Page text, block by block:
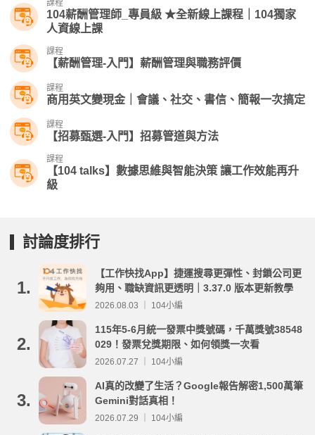
課程
104薪酬管理師_專員級 ★全新線上課程｜104獨家
人資線上課
課程
【薪酬管理-入門】薪酬管理與職務評價
課程
商用英文變現金｜會議、社交、書信、簡報一次搞定
課程
【招募甄選-入門】招募管道與方法
課程
【104 talks】數據思維與智能決策 讓工作效能再升
級
討論度排行
1.
【工作快找App】捷運搜尋更彈性、封鎖公司更
夠用、職缺資訊更透明｜3.37.0 版本更新教學
2026.08.03 ｜ 104小編
2.
115年5-6月統一發票中獎號碼，千萬獎號38548
029！發票兌獎期限、如何領獎一次看
2026.07.27 ｜ 104小編
3.
AI真的改變了生活？Google報告解密1,500萬筆
Gemini對話真相！
2026.07.29 ｜ 104小編